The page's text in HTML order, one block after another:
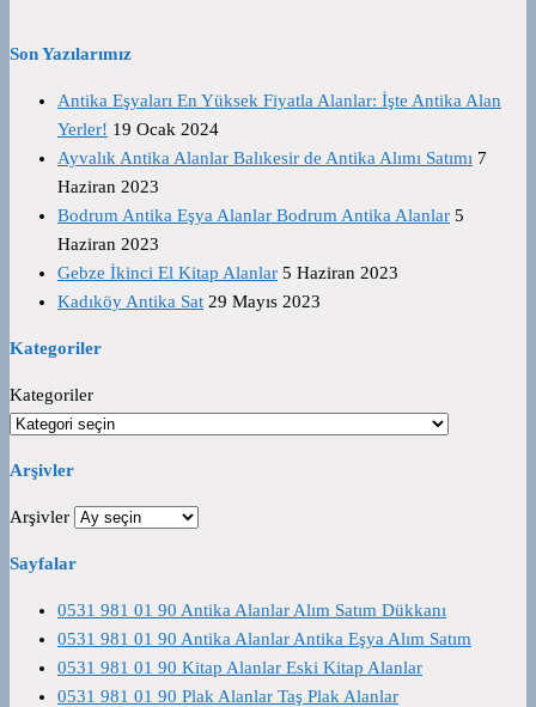
Son Yazılarımız
Antika Eşyaları En Yüksek Fiyatla Alanlar: İşte Antika Alan
Yerler! 19 Ocak 2024
Ayvalık Antika Alanlar Balıkesir de Antika Alımı Satımı 7
Haziran 2023
Bodrum Antika Eşya Alanlar Bodrum Antika Alanlar 5
Haziran 2023
Gebze İkinci El Kitap Alanlar 5 Haziran 2023
Kadıköy Antika Sat 29 Mayıs 2023
Kategoriler
Kategoriler
Arşivler
Arşivler
Sayfalar
0531 981 01 90 Antika Alanlar Alım Satım Dükkanı
0531 981 01 90 Antika Alanlar Antika Eşya Alım Satım
0531 981 01 90 Kitap Alanlar Eski Kitap Alanlar
0531 981 01 90 Plak Alanlar Taş Plak Alanlar